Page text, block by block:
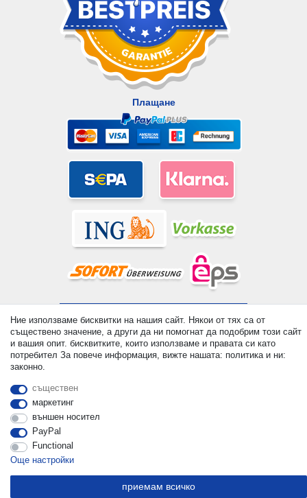
Плащане
Prices incl. VAT. 19% VAT Basic prices see article detail | *
Applies to deliveries to the UK!
Ние използваме бисквитки на нашия сайт. Някои от тях са от
съществено значение, а други да ни помогнат да подобрим този сайт
и вашия опит. бисквитките, които използваме и правата си като
потребител За повече информация, вижте нашата: политика и ни:
законно.
съществен
маркетинг
външен носител
PayPal
Functional
Още настройки
приемам всичко